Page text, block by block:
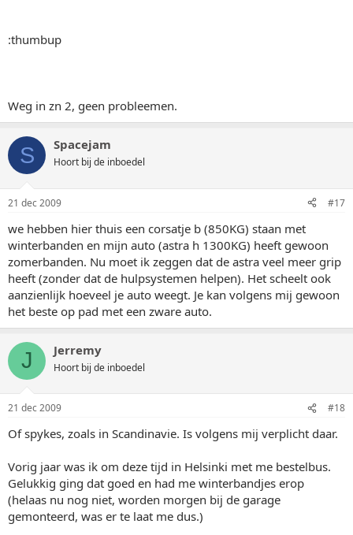
:thumbup
Weg in zn 2, geen probleemen.
S Spacejam
Hoort bij de inboedel
21 dec 2009 #17
we hebben hier thuis een corsatje b (850KG) staan met
winterbanden en mijn auto (astra h 1300KG) heeft gewoon
zomerbanden. Nu moet ik zeggen dat de astra veel meer grip
heeft (zonder dat de hulpsystemen helpen). Het scheelt ook
aanzienlijk hoeveel je auto weegt. Je kan volgens mij gewoon
het beste op pad met een zware auto.
J Jerremy
Hoort bij de inboedel
21 dec 2009 #18
Of spykes, zoals in Scandinavie. Is volgens mij verplicht daar.
Vorig jaar was ik om deze tijd in Helsinki met me bestelbus.
Gelukkig ging dat goed en had me winterbandjes erop
(helaas nu nog niet, worden morgen bij de garage
gemonteerd, was er te laat me dus.)